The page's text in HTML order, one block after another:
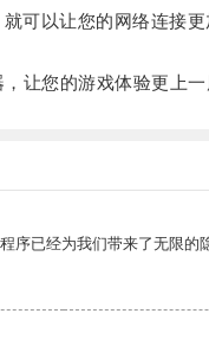
可以让您的网络连接
您的游戏体验更上一
序已经为我们带来了无限的